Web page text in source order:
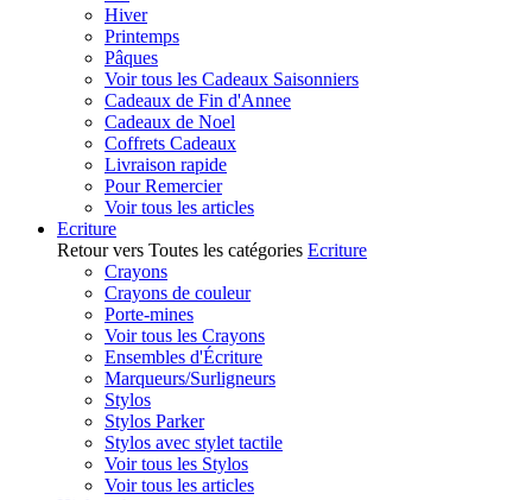
Hiver
Printemps
Pâques
Voir tous les Cadeaux Saisonniers
Cadeaux de Fin d'Annee
Cadeaux de Noel
Coffrets Cadeaux
Livraison rapide
Pour Remercier
Voir tous les articles
Ecriture
Retour vers Toutes les catégories Ecriture
Crayons
Crayons de couleur
Porte-mines
Voir tous les Crayons
Ensembles d'Écriture
Marqueurs/Surligneurs
Stylos
Stylos Parker
Stylos avec stylet tactile
Voir tous les Stylos
Voir tous les articles